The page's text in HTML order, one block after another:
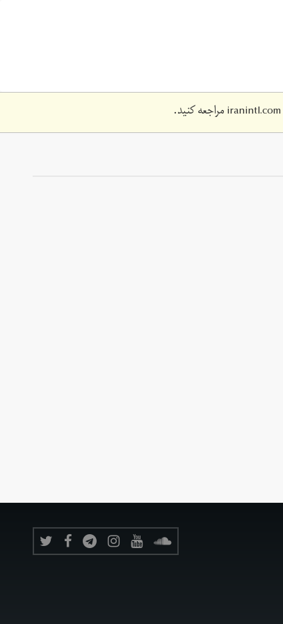
iranintl.comمراجعه کنید.